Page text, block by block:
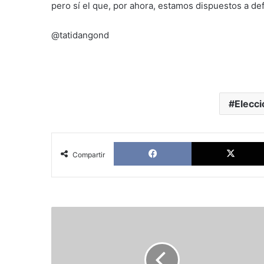
pero sí el que, por ahora, estamos dispuestos a
@tatidangond
Compartir
Facebook